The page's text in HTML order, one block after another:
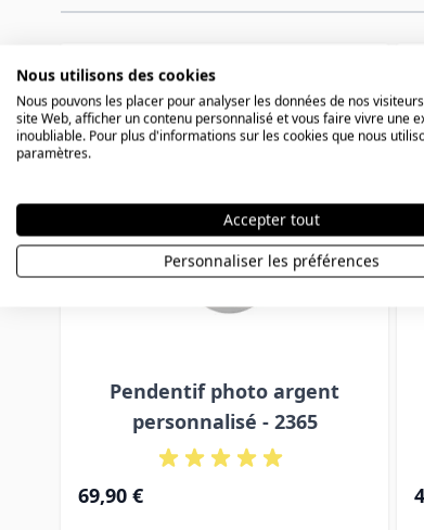
Pendentif photo argent
personnalisé - 2365
69,90 €
Nous utilisons des cookies
Nous pouvons les placer pour analyser les données de nos
site Web, afficher un contenu personnalisé et vous faire vivre une
inoubliable. Pour plus d'informations sur les cookies que nous
paramètres.
Accepter tout
Personnaliser les préférences